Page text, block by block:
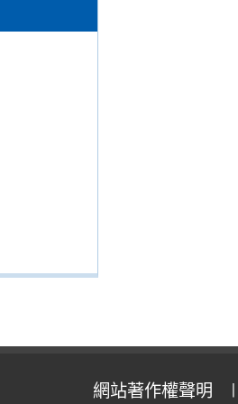
網站著作權聲明